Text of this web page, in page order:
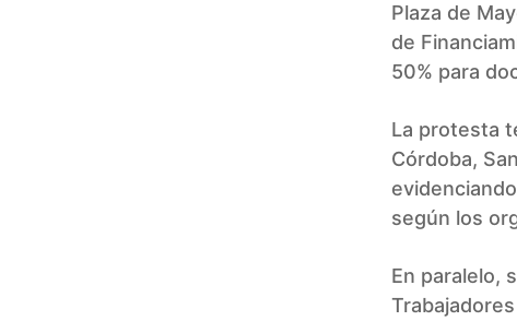
Plaza de
de
50% para
La protesta
Córdoba,
según los
En paralelo,